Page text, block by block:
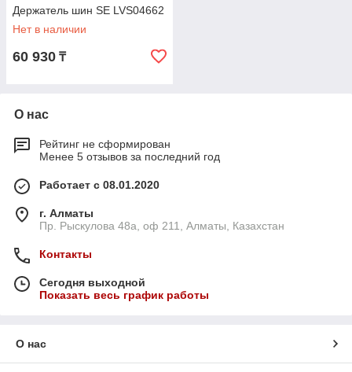
Держатель шин SE LVS04662
Нет в наличии
60 930 ₸
О нас
Рейтинг не сформирован
Менее 5 отзывов за последний год
Работает с 08.01.2020
г. Алматы
Пр. Рыскулова 48а, оф 211, Алматы, Казахстан
Контакты
Сегодня выходной
Показать весь график работы
О нас